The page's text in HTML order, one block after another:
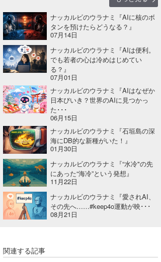
ナッカルビのウラナミ『AIに核のボ
タンを預けたらどうなる？』
07月14日
ナッカルビのウラナミ『AIは便利。
でも若者の心は冷めはじめてい
る？』
07月01日
ナッカルビのウラナミ『AIはなぜか
日本びいき？世界のAIに見つかっ
た･･･
06月15日
ナッカルビのウラナミ『石垣島の深
海にDB的な新種がいた！』
01月30日
ナッカルビのウラナミ『“水冷"の先
にあった“海冷”という発想』
11月22日
ナッカルビのウラナミ『愛されAI、
その先へ……#keep4o運動が映･･･
08月21日
関連する記事